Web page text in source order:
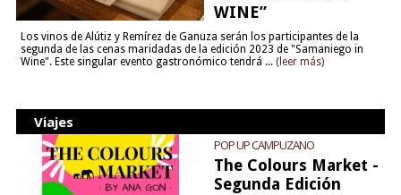
WINE”
Los vinos de Alútiz y Remírez de Ganuza serán los participantes de la
segunda de las cenas maridadas de la edición 2023 de "Samaniego in
Wine". Este singular evento gastronómico tendrá ... (leer más)
Viajes
POP UP CAMPUZANO
The Colours Market -
Segunda Edición